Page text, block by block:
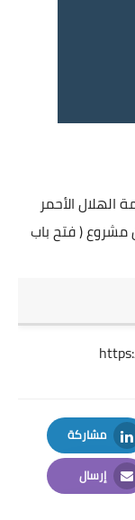
الأحمر
مشروع ( فتح باب
مشاركة
LinkedIn
إرسال
Email